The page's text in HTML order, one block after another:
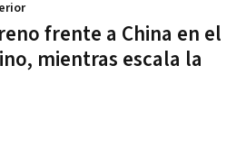
frente a China en el
mientras escala la